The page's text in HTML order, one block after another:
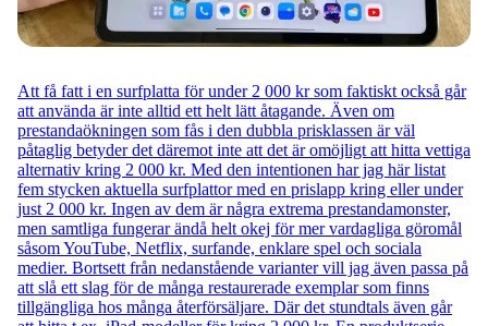
Att få fatt i en surfplatta för under 2 000 kr som faktiskt också går
att använda är inte alltid ett helt lätt åtagande. Även om
prestandaökningen som fås i den dubbla prisklassen är väl
påtaglig betyder det däremot inte att det är omöjligt att hitta vettiga
alternativ kring 2 000 kr. Med den intentionen har jag här listat
fem stycken aktuella surfplattor med en prislapp kring eller under
just 2 000 kr. Ingen av dem är några extrema prestandamonster,
men samtliga fungerar ändå helt okej för mer vardagliga göromål
såsom YouTube, Netflix, surfande, enklare spel och sociala
medier. Bortsett från nedanstående varianter vill jag även passa på
att slå ett slag för de många restaurerade exemplar som finns
tillgängliga hos många återförsäljare. Där det stundtals även går